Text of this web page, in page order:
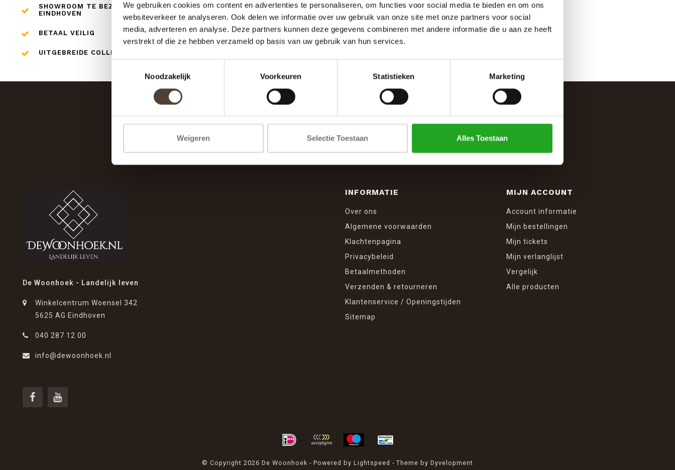
We gebruiken cookies om content en advertenties te personaliseren, om functies voor social media te bieden en om ons
websiteverkeer te analyseren. Ook delen we informatie over uw gebruik van onze site met onze partners voor social
media, adverteren en analyse. Deze partners kunnen deze gegevens combineren met andere informatie die u aan ze heeft
verstrekt of die ze hebben verzameld op basis van uw gebruik van hun services.
Noodzakelijk
Voorkeuren Statistieken Marketing
Weigeren Selectie Toestaan Alles Toestaan
SHOWROOM TE BEZOEKEN IN
EINDHOVEN
BETAAL VEILIG
UITGEBREIDE COLLECTIE
SCHRIJF JE IN VOOR DE NIEUWSBRIEF
De Woonhoek - Landelijk leven
Winkelcentrum Woensel 342
5625 AG Eindhoven
040 287 12 00
info@dewoonhoek.nl
INFORMATIE
Over ons
Algemene voorwaarden
Klachtenpagina
Privacybeleid
Betaalmethoden
Verzenden & retourneren
Klantenservice / Openingstijden
Sitemap
MIJN ACCOUNT
Account informatie
Mijn bestellingen
Mijn tickets
Mijn verlanglijst
Vergelijk
Alle producten
© Copyright 2026 De Woonhoek - Powered by Lightspeed - Theme by Dyvelopment